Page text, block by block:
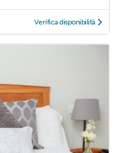
Verifica disponibilità